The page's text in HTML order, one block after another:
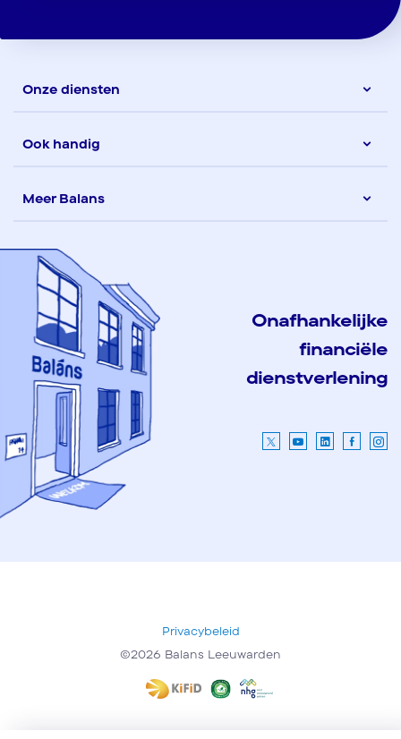
Onze diensten
Ook handig
Meer Balans
Onafhankelijke
financiële
dienstverlening
Privacybeleid
©2026 Balans Leeuwarden